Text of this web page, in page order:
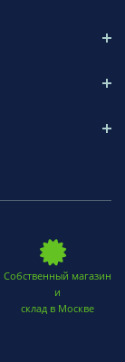
Собственный магазин
и
склад в Москве